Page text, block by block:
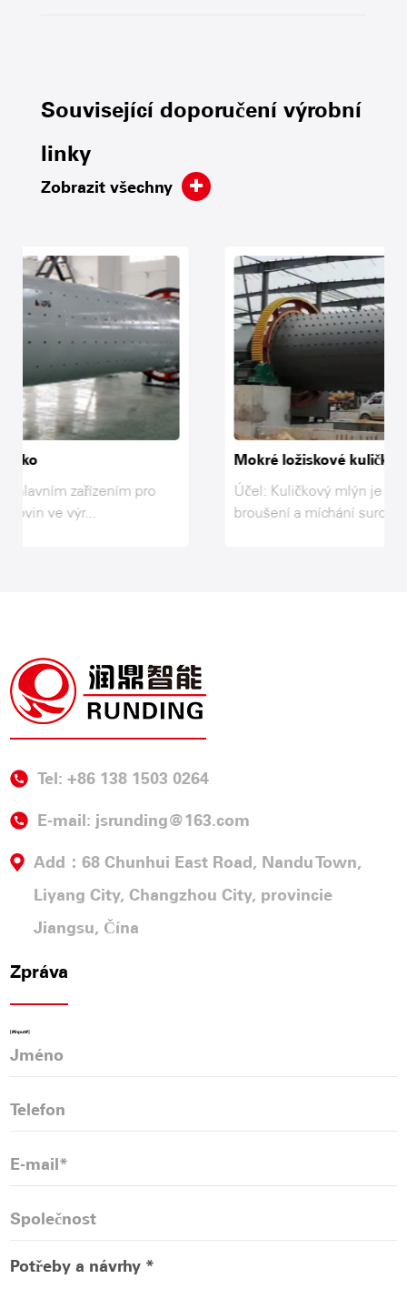
Související doporučení výrobní
linky
Zobrazit všechny
Účel: Kuličkový mlýn je hlavním vybavením pro
broušení a míchání surovin ve v...
Tel: +86 138 1503 0264
E-mail: jsrunding@163.com
Add：68 Chunhui East Road, Nandu Town,
Liyang City, Changzhou City, provincie
Jiangsu, Čína
Zpráva
[#Input#]